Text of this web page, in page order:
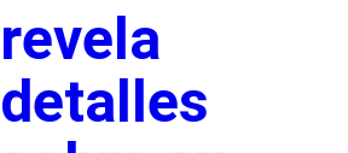
revela
detalles